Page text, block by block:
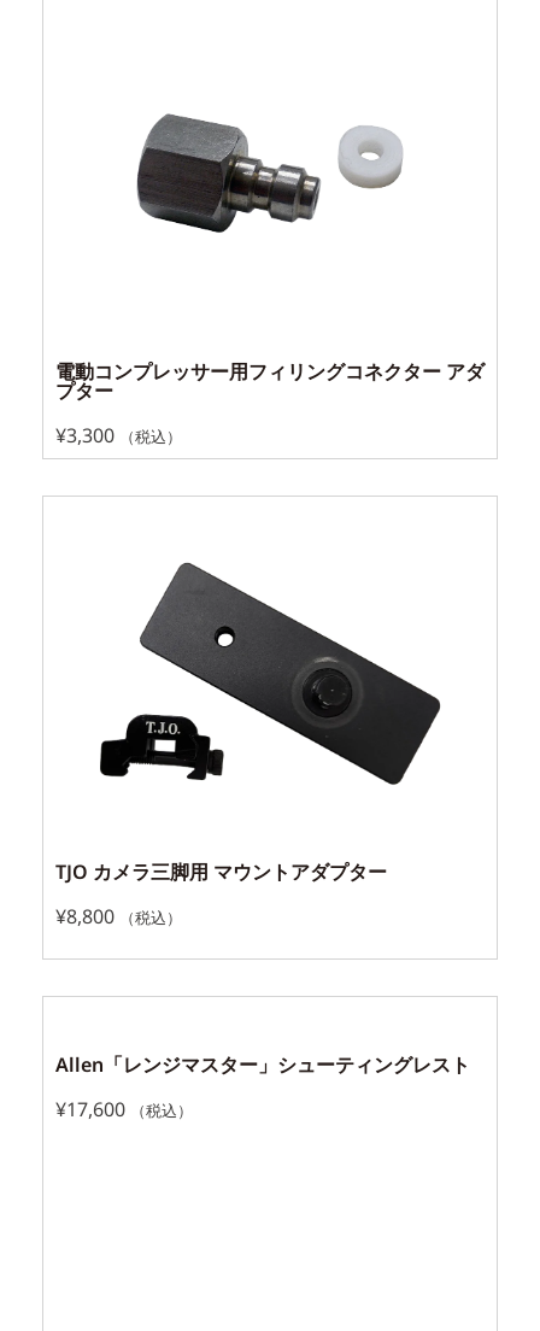
電動コンプレッサー用フィリングコネクター アダ
プター
¥3,300 （税込）
TJO カメラ三脚用 マウントアダプター
¥8,800 （税込）
Allen「レンジマスター」シューティングレスト
¥17,600 （税込）